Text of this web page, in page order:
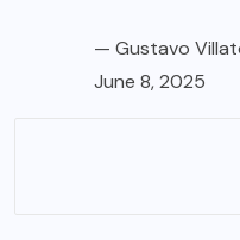
— Gustavo
June 8, 2025